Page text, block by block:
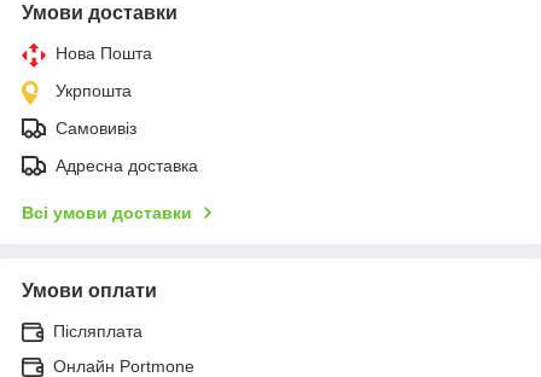
Умови доставки
Нова Пошта
Укрпошта
Самовивіз
Адресна доставка
Всі умови доставки
Умови оплати
Післяплата
Онлайн Portmone